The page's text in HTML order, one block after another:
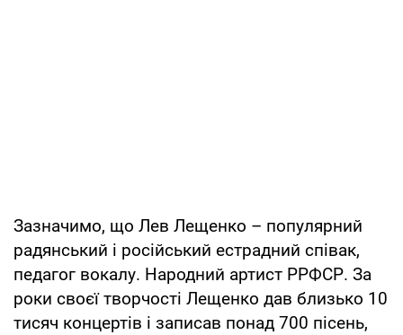
Зазначимо, що Лев Лещенко – популярний
радянський і російський естрадний співак,
педагог вокалу. Народний артист РРФСР. За
роки своєї творчості Лещенко дав близько 10
тисяч концертів і записав понад 700 пісень,